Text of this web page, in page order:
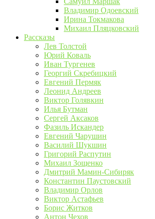
Владимир Одоевский
Ирина Токмакова
Михаил Пляцковский
Рассказы
Лев Толстой
Юрий Коваль
Иван Тургенев
Георгий Скребицкий
Евгений Пермяк
Леонид Андреев
Виктор Голявкин
Илья Бутман
Сергей Аксаков
Фазиль Искандер
Евгений Чарушин
Василий Шукшин
Григорий Распутин
Михаил Зощенко
Дмитрий Мамин-Сибиряк
Константин Паустовский
Владимир Орлов
Виктор Астафьев
Борис Житков
Антон Чехов